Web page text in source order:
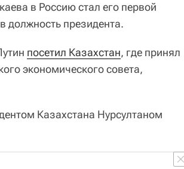
в Россию стал его первой
должность президента.
посетил Казахстан, где принял
экономического совета,
Казахстана Нурсултаном